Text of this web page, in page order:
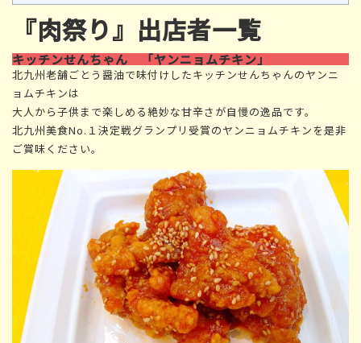
『肉祭り』出店者一覧
キッチンせんちゃん 「ヤンニョムチキン」
北九州老舗ごとう醤油で味付けしたキッチンせんちゃんのヤンニ
ョムチキンは
大人から子供まで楽しめる絶妙な甘辛さが自慢の逸品です。
北九州美食No.１決定戦グランプリ受賞のヤンニョムチキンを是非
ご賞味ください。